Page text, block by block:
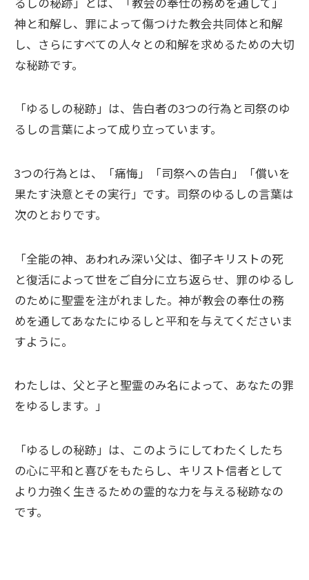
神と和解し、罪によって傷つけた教会共同体と和解
し、さらにすべての人々との和解を求めるための大切
な秘跡です。
「ゆるしの秘跡」は、告白者の3つの行為と司祭のゆ
るしの言葉によって成り立っています。
3つの行為とは、「痛悔」「司祭への告白」「償いを
果たす決意とその実行」です。司祭のゆるしの言葉は
次のとおりです。
「全能の神、あわれみ深い父は、御子キリストの死
と復活によって世をご自分に立ち返らせ、罪のゆるし
のために聖霊を注がれました。神が教会の奉仕の務
めを通してあなたにゆるしと平和を与えてくださいま
すように。
わたしは、父と子と聖霊のみ名によって、あなたの罪
をゆるします。」
「ゆるしの秘跡」は、このようにしてわたくしたち
の心に平和と喜びをもたらし、キリスト信者として
より力強く生きるための霊的な力を与える秘跡なの
です。